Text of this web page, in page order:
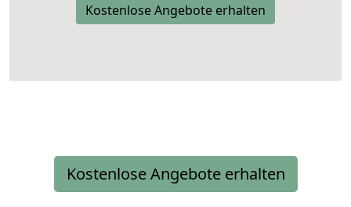
Kostenlose Angebote erhalten
Kostenlose Angebote erhalten